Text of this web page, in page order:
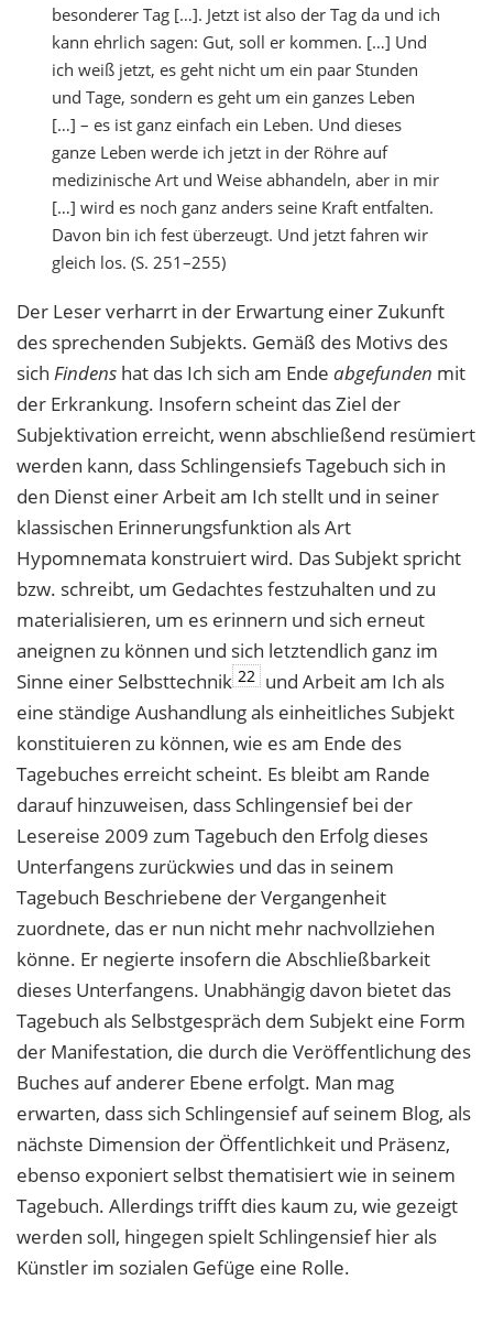
besonderer Tag […]. Jetzt ist also der Tag da und ich
kann ehrlich sagen: Gut, soll er kommen. […] Und
ich weiß jetzt, es geht nicht um ein paar Stunden
und Tage, sondern es geht um ein ganzes Leben
[…] – es ist ganz einfach ein Leben. Und dieses
ganze Leben werde ich jetzt in der Röhre auf
medizinische Art und Weise abhandeln, aber in mir
[…] wird es noch ganz anders seine Kraft entfalten.
Davon bin ich fest überzeugt. Und jetzt fahren wir
gleich los. (S. 251–255)
Der Leser verharrt in der Erwartung einer Zukunft
des sprechenden Subjekts. Gemäß des Motivs des
sich Findens hat das Ich sich am Ende abgefunden mit
der Erkrankung. Insofern scheint das Ziel der
Subjektivation erreicht, wenn abschließend resümiert
werden kann, dass Schlingensiefs Tagebuch sich in
den Dienst einer Arbeit am Ich stellt und in seiner
klassischen Erinnerungsfunktion als Art
Hypomnemata konstruiert wird. Das Subjekt spricht
bzw. schreibt, um Gedachtes festzuhalten und zu
materialisieren, um es erinnern und sich erneut
aneignen zu können und sich letztendlich ganz im
Sinne einer Selbsttechnik 22 und Arbeit am Ich als
eine ständige Aushandlung als einheitliches Subjekt
konstituieren zu können, wie es am Ende des
Tagebuches erreicht scheint. Es bleibt am Rande
darauf hinzuweisen, dass Schlingensief bei der
Lesereise 2009 zum Tagebuch den Erfolg dieses
Unterfangens zurückwies und das in seinem
Tagebuch Beschriebene der Vergangenheit
zuordnete, das er nun nicht mehr nachvollziehen
könne. Er negierte insofern die Abschließbarkeit
dieses Unterfangens. Unabhängig davon bietet das
Tagebuch als Selbstgespräch dem Subjekt eine Form
der Manifestation, die durch die Veröffentlichung des
Buches auf anderer Ebene erfolgt. Man mag
erwarten, dass sich Schlingensief auf seinem Blog, als
nächste Dimension der Öffentlichkeit und Präsenz,
ebenso exponiert selbst thematisiert wie in seinem
Tagebuch. Allerdings trifft dies kaum zu, wie gezeigt
werden soll, hingegen spielt Schlingensief hier als
Künstler im sozialen Gefüge eine Rolle.